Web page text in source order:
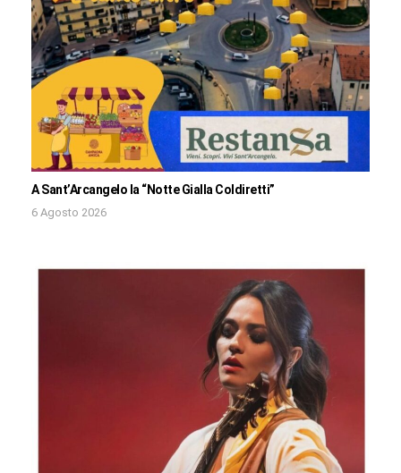
A Sant’Arcangelo la “Notte Gialla Coldiretti”
6 Agosto 2026